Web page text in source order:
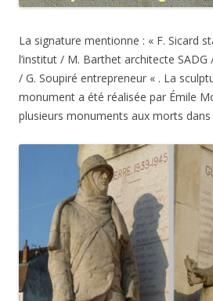
La signature mentionne : « F. Sicard
l’institut / M. Barthet architecte
/ G. Soupiré entrepreneur « . La
monument a été réalisée par Émile
plusieurs monuments aux morts dans